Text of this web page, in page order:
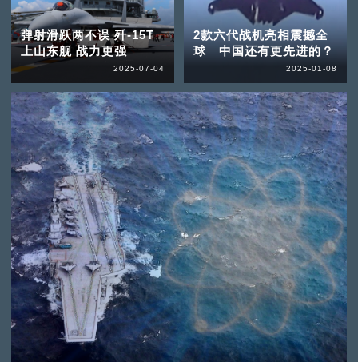
弹射滑跃两不误 歼-15T
上山东舰 战力更强
2025-07-04
2款六代战机亮相震撼全
球 中国还有更先进的？
2025-01-08